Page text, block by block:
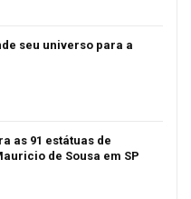
seu universo para a
as 91 estátuas de
de Sousa em SP